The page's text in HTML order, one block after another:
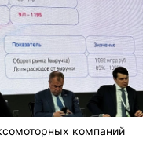
компаний